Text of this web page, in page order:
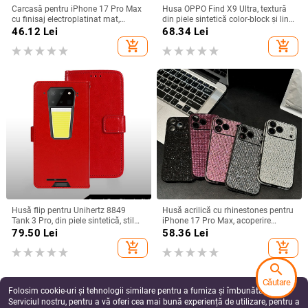
Carcasă pentru iPhone 17 Pro Max
cu finisaj electroplatinat mat,
magnetică, suport rotativ și
46.12 Lei
add_shopping_cart
Husa OPPO Find X9 Ultra, textură
din piele sintetică color-block și linii
fluorescente, GT8Pro husă de
68.34Lei
add_shopping_cart
Husă flip pentru Unihertz 8849
Tank 3 Pro, din piele sintetică, stil
retro
79.50 Lei
add_shopping_cart
Husă acrilică cu rhinestones pentru
iPhone 17 Pro Max, acoperire
completă cu diamante și protecție
la margini împotriva căderilor
58.36 Lei
add_shopping_cart
Folosim cookie-uri și tehnologii similare pentru a furniza și îmbunătăți
Serviciul nostru, pentru a vă oferi cea mai bună experiență de utilizare, pentru a
search
Căutare